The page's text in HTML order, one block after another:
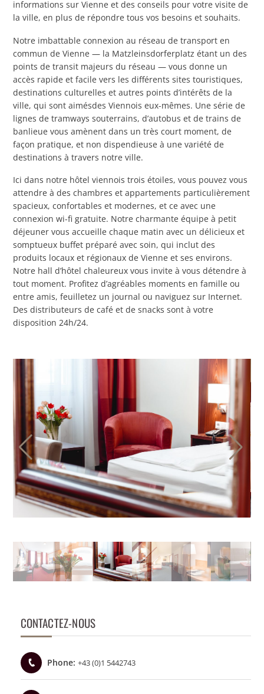
informations sur Vienne et des conseils pour votre visite de
la ville, en plus de répondre tous vos besoins et souhaits.
Notre imbattable connexion au réseau de transport en
commun de Vienne — la Matzleinsdorferplatz étant un des
points de transit majeurs du réseau — vous donne un
accès rapide et facile vers les différents sites touristiques,
destinations culturelles et autres points d’intérêts de la
ville, qui sont aimésdes Viennois eux-mêmes. Une série de
lignes de tramways souterrains, d’autobus et de trains de
banlieue vous amènent dans un très court moment, de
façon pratique, et non dispendieuse à une variété de
destinations à travers notre ville.
Ici dans notre hôtel viennois trois étoiles, vous pouvez vous
attendre à des chambres et appartements particulièrement
spacieux, confortables et modernes, et ce avec une
connexion wi-fi gratuite. Notre charmante équipe à petit
déjeuner vous accueille chaque matin avec un délicieux et
somptueux buffet préparé avec soin, qui inclut des
produits locaux et régionaux de Vienne et ses environs.
Notre hall d’hôtel chaleureux vous invite à vous détendre à
tout moment. Profitez d’agréables moments en famille ou
entre amis, feuilletez un journal ou naviguez sur Internet.
Des distributeurs de café et de snacks sont à votre
disposition 24h/24.
CONTACTEZ-NOUS
Phone: +43 (0)1 5442743